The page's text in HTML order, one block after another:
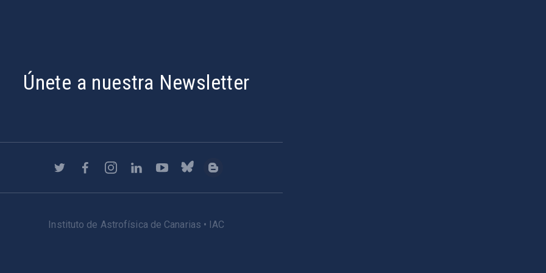
Únete a nuestra Newsletter
Instituto de Astrofísica de Canarias • IAC